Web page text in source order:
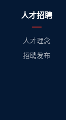
人才招聘
人才理念
招聘发布